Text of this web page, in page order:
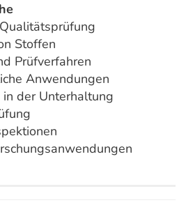
Stoffen
Prüfverfahren
Anwendungen
der Unterhaltung